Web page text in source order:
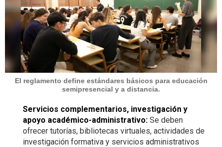
El reglamento define estándares básicos para educación
semipresencial y a distancia.
Servicios complementarios, investigación y
apoyo académico-administrativo: Se deben
ofrecer tutorías, bibliotecas virtuales, actividades de
investigación formativa y servicios administrativos